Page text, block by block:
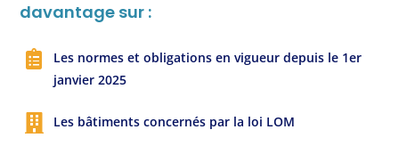
davantage sur :
Les normes et obligations en vigueur depuis le 1er
janvier 2025
Les bâtiments concernés par la loi LOM